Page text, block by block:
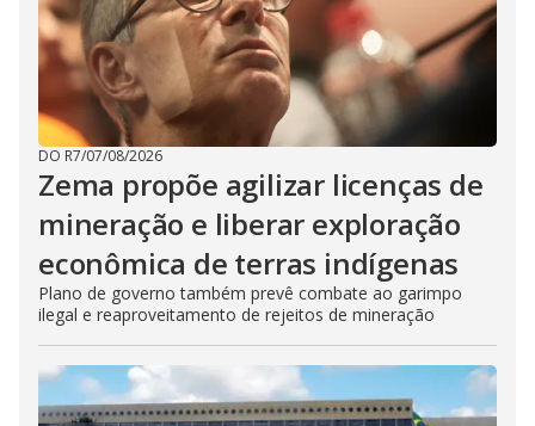
DO R7/07/08/2026
Zema propõe agilizar licenças de
mineração e liberar exploração
econômica de terras indígenas
Plano de governo também prevê combate ao garimpo
ilegal e reaproveitamento de rejeitos de mineração